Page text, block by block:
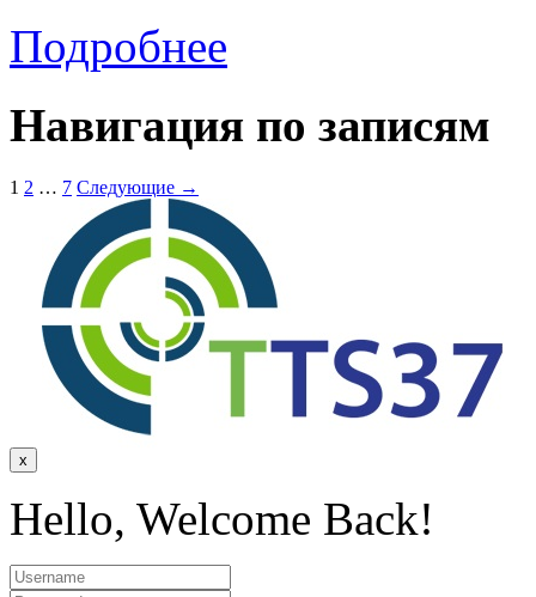
Подробнее
Навигация по записям
1 2 … 7 Следующие →
x
Hello, Welcome Back!